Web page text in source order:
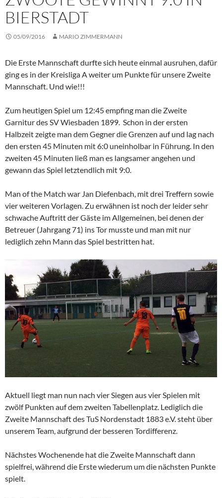
BIERSTADT
05/09/2016 MARIO ZIMMERMANN
Die Erste Mannschaft durfte sich heute einmal ausruhen, dafür
ging es in der Kreisliga A weiter um Punkte für unsere Zweite
Mannschaft. Und wie!!!
Zum heutigen Spiel um 12:45 empfing man die Zweite
Garnitur des SV Wiesbaden 1899. Schon in der ersten
Halbzeit zeigte man dem Gegner die Grenzen auf und lag nach
den ersten 45 Minuten mit 6:0 uneinholbar in Führung. In den
zweiten 45 Minuten ließ man es langsamer angehen und
gewann das Spiel letztendlich mit 9:0.
Man of the Match war Jan Diefenbach, mit drei Treffern sowie
vier weiteren Vorlagen. Zu erwähnen ist noch der leider sehr
schwache Auftritt der Gäste im Allgemeinen, bei denen der
Betreuer (Jahrgang 71) ins Tor musste und man mit nur
lediglich zehn Mann das Spiel bestritten hat.
Aktuell liegt man nun nach vier Siegen aus vier Spielen mit
zwölf Punkten auf dem zweiten Tabellenplatz. Lediglich die
Zweite Mannschaft des TuS Nordenstadt 1883 e.V. steht über
unserem Team, aufgrund der besseren Tordifferenz.
Nächstes Wochenende hat die Zweite Mannschaft dann
spielfrei, während die Erste wiederum um die nächsten Punkte
spielt.